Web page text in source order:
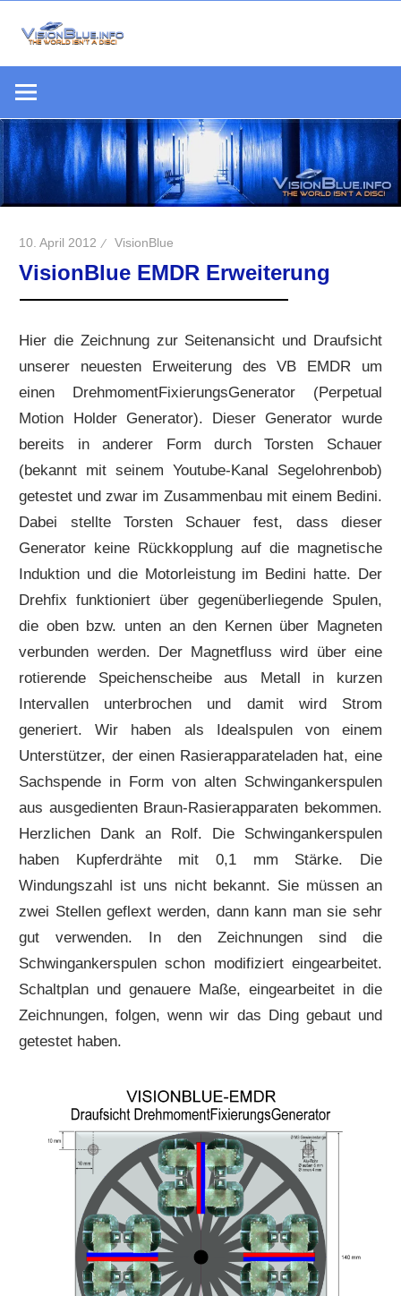
Inhalt
springen
Welt
keine
Scheibe
10. April 2012 VisionBlue
VisionBlue EMDR Erweiterung
Hier die Zeichnung zur Seitenansicht und Draufsicht
unserer neuesten Erweiterung des VB EMDR um
einen DrehmomentFixierungsGenerator (Perpetual
Motion Holder Generator). Dieser Generator wurde
bereits in anderer Form durch Torsten Schauer
(bekannt mit seinem Youtube-Kanal Segelohrenbob)
getestet und zwar im Zusammenbau mit einem Bedini.
Dabei stellte Torsten Schauer fest, dass dieser
Generator keine Rückkopplung auf die magnetische
Induktion und die Motorleistung im Bedini hatte. Der
Drehfix funktioniert über gegenüberliegende Spulen,
die oben bzw. unten an den Kernen über Magneten
verbunden werden. Der Magnetfluss wird über eine
rotierende Speichenscheibe aus Metall in kurzen
Intervallen unterbrochen und damit wird Strom
generiert. Wir haben als Idealspulen von einem
Unterstützer, der einen Rasierapparateladen hat, eine
Sachspende in Form von alten Schwingankerspulen
aus ausgedienten Braun-Rasierapparaten bekommen.
Herzlichen Dank an Rolf. Die Schwingankerspulen
haben Kupferdrähte mit 0,1 mm Stärke. Die
Windungszahl ist uns nicht bekannt. Sie müssen an
zwei Stellen geflext werden, dann kann man sie sehr
gut verwenden. In den Zeichnungen sind die
Schwingankerspulen schon modifiziert eingearbeitet.
Schaltplan und genauere Maße, eingearbeitet in die
Zeichnungen, folgen, wenn wir das Ding gebaut und
getestet haben.